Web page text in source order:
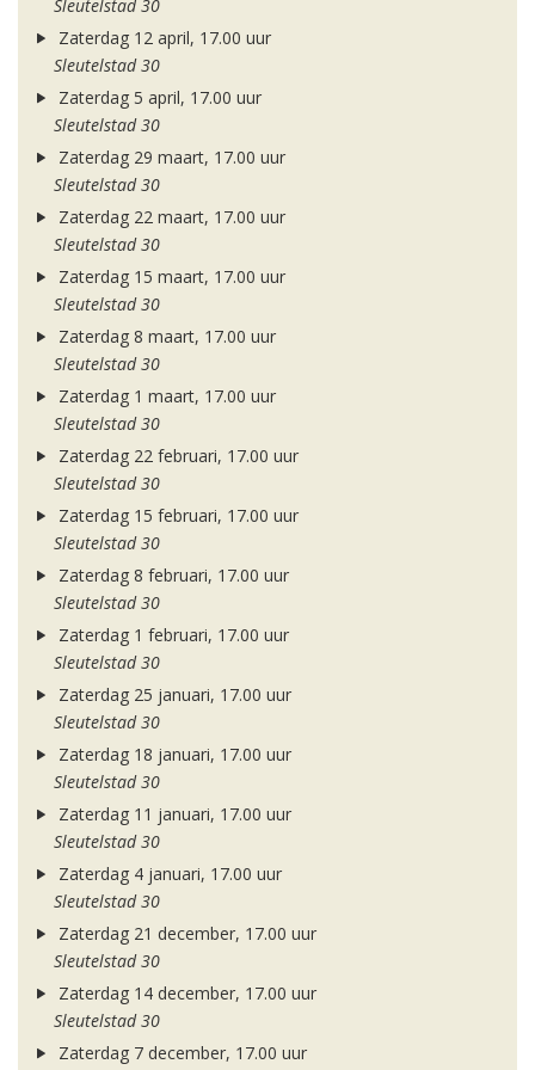
Sleutelstad 30
Zaterdag 12 april, 17.00 uur
Sleutelstad 30
Zaterdag 5 april, 17.00 uur
Sleutelstad 30
Zaterdag 29 maart, 17.00 uur
Sleutelstad 30
Zaterdag 22 maart, 17.00 uur
Sleutelstad 30
Zaterdag 15 maart, 17.00 uur
Sleutelstad 30
Zaterdag 8 maart, 17.00 uur
Sleutelstad 30
Zaterdag 1 maart, 17.00 uur
Sleutelstad 30
Zaterdag 22 februari, 17.00 uur
Sleutelstad 30
Zaterdag 15 februari, 17.00 uur
Sleutelstad 30
Zaterdag 8 februari, 17.00 uur
Sleutelstad 30
Zaterdag 1 februari, 17.00 uur
Sleutelstad 30
Zaterdag 25 januari, 17.00 uur
Sleutelstad 30
Zaterdag 18 januari, 17.00 uur
Sleutelstad 30
Zaterdag 11 januari, 17.00 uur
Sleutelstad 30
Zaterdag 4 januari, 17.00 uur
Sleutelstad 30
Zaterdag 21 december, 17.00 uur
Sleutelstad 30
Zaterdag 14 december, 17.00 uur
Sleutelstad 30
Zaterdag 7 december, 17.00 uur